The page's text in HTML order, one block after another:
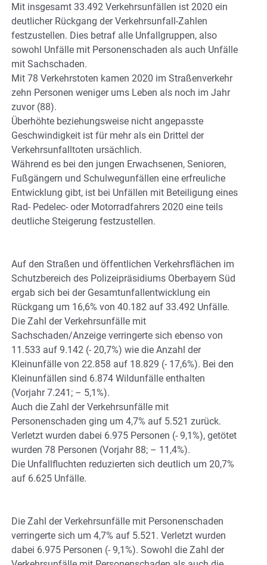
Mit insgesamt 33.492 Verkehrsunfällen ist 2020 ein
deutlicher Rückgang der Verkehrsunfall-Zahlen
festzustellen. Dies betraf alle Unfallgruppen, also
sowohl Unfälle mit Personenschaden als auch Unfälle
mit Sachschaden.
Mit 78 Verkehrstoten kamen 2020 im Straßenverkehr
zehn Personen weniger ums Leben als noch im Jahr
zuvor (88).
Überhöhte beziehungsweise nicht angepasste
Geschwindigkeit ist für mehr als ein Drittel der
Verkehrsunfalltoten ursächlich.
Während es bei den jungen Erwachsenen, Senioren,
Fußgängern und Schulwegunfällen eine erfreuliche
Entwicklung gibt, ist bei Unfällen mit Beteiligung eines
Rad- Pedelec- oder Motorradfahrers 2020 eine teils
deutliche Steigerung festzustellen.
Auf den Straßen und öffentlichen Verkehrsflächen im
Schutzbereich des Polizeipräsidiums Oberbayern Süd
ergab sich bei der Gesamtunfallentwicklung ein
Rückgang um 16,6% von 40.182 auf 33.492 Unfälle.
Die Zahl der Verkehrsunfälle mit
Sachschaden/Anzeige verringerte sich ebenso von
11.533 auf 9.142 (- 20,7%) wie die Anzahl der
Kleinunfälle von 22.858 auf 18.829 (- 17,6%). Bei den
Kleinunfällen sind 6.874 Wildunfälle enthalten
(Vorjahr 7.241; – 5,1%).
Auch die Zahl der Verkehrsunfälle mit
Personenschaden ging um 4,7% auf 5.521 zurück.
Verletzt wurden dabei 6.975 Personen (- 9,1%), getötet
wurden 78 Personen (Vorjahr 88; – 11,4%).
Die Unfallfluchten reduzierten sich deutlich um 20,7%
auf 6.625 Unfälle.
Die Zahl der Verkehrsunfälle mit Personenschaden
verringerte sich um 4,7% auf 5.521. Verletzt wurden
dabei 6.975 Personen (- 9,1%). Sowohl die Zahl der